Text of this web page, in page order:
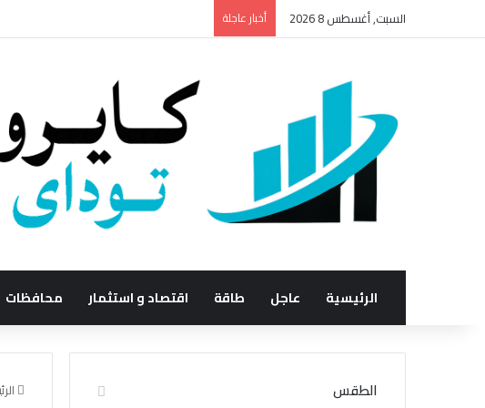
السبت, أغسطس 8 2026 أخبار عاجلة
الرئيسية عاجل طاقة اقتصاد و استثمار محافظات
الطقس